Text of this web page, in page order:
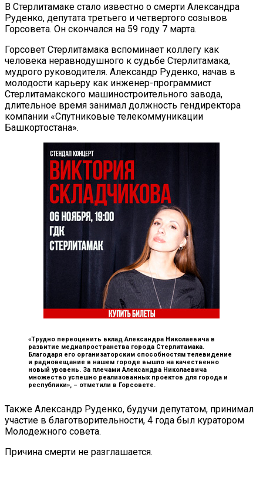
В Стерлитамаке стало известно о смерти Александра
Руденко, депутата третьего и четвертого созывов
Горсовета. Он скончался на 59 году 7 марта.
Горсовет Стерлитамака вспоминает коллегу как
человека неравнодушного к судьбе Стерлитамака,
мудрого руководителя. Александр Руденко, начав в
молодости карьеру как инженер-программист
Стерлитамакского машиностроительного завода,
длительное время занимал должность гендиректора
компании «Спутниковые телекоммуникации
Башкортостана».
«Трудно переоценить вклад Александра Николаевича в
развитие медиапространства города Стерлитамака.
Благодаря его организаторским способностям телевидение
и радиовещание в нашем городе вышло на качественно
новый уровень. За плечами Александра Николаевича
множество успешно реализованных проектов для города и
республики», – отметили в Горсовете.
Также Александр Руденко, будучи депутатом, принимал
участие в благотворительности, 4 года был куратором
Молодежного совета.
Причина смерти не разглашается.